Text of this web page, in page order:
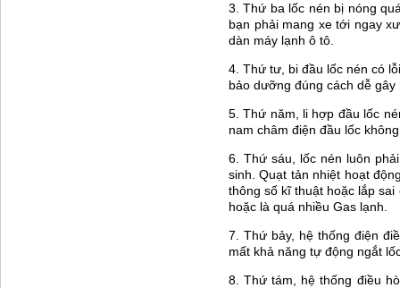
3. Thứ ba lốc nén bị nóng
bạn phải mang xe tới ngay
dàn máy lạnh ô tô.
4. Thứ tư, bi đầu lốc nén có
bảo dưỡng đúng cách dễ gây
5. Thứ năm, li hợp đầu lốc
nam châm điện đầu lốc
6. Thứ sáu, lốc nén luôn
sinh. Quạt tản nhiệt hoạt
thông số kĩ thuật hoặc lắp
hoặc là quá nhiều Gas lạnh.
7. Thứ bảy, hệ thống điện
mất khả năng tự động ngắt
8. Thứ tám, hệ thống điều